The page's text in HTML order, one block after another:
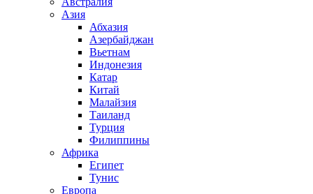
Азия
Абхазия
Азербайджан
Вьетнам
Индонезия
Катар
Китай
Малайзия
Таиланд
Турция
Филиппины
Африка
Египет
Тунис
Европа